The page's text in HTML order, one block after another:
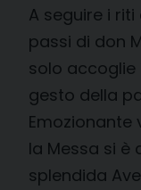
A seguire i
passi di don
solo accoglie
gesto della
Emozionante
la Messa si è
splendida